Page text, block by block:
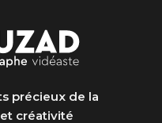
précieux de la
créativité